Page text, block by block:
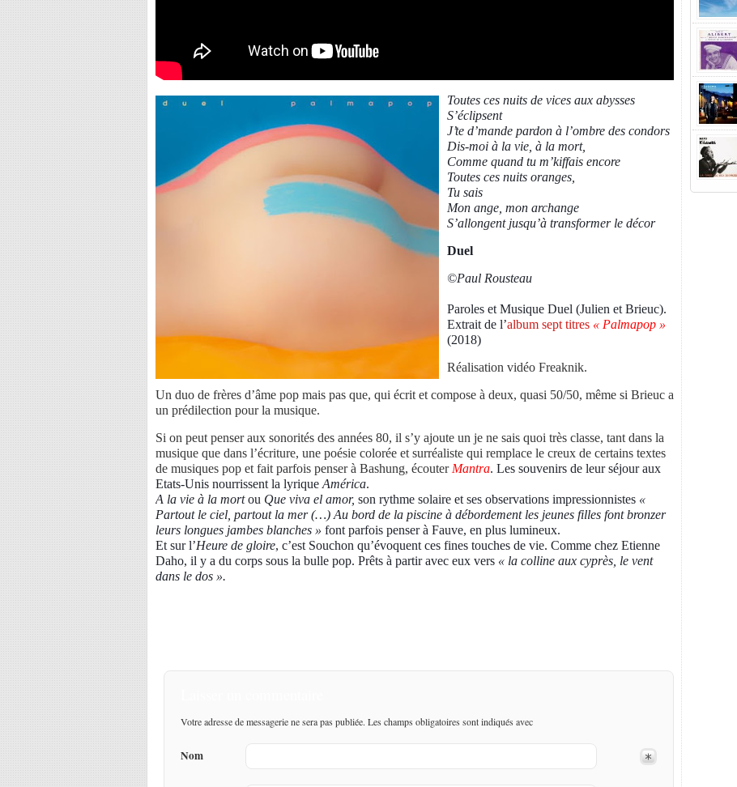
Toutes ces nuits de vices aux abysses
S’éclipsent
J’te d’mande pardon à l’ombre des condors
Dis-moi à la vie, à la mort,
Comme quand tu m’kiffais encore
Toutes ces nuits oranges,
Tu sais
Mon ange, mon archange
S’allongent jusqu’à transformer le décor
Duel
©Paul Rousteau
Paroles et Musique Duel (Julien et Brieuc).
Extrait de l’album sept titres « Palmapop »
(2018)
Réalisation vidéo Freaknik.
Un duo de frères d’âme pop mais pas que, qui écrit et compose à deux, quasi 50/50, même si Brieuc a
un prédilection pour la musique.
Si on peut penser aux sonorités des années 80, il s’y ajoute un je ne sais quoi très classe, tant dans la
musique que dans l’écriture, une poésie colorée et surréaliste qui remplace le creux de certains textes
de musiques pop et fait parfois penser à Bashung, écouter Mantra. Les souvenirs de leur séjour aux
Etats-Unis nourrissent la lyrique América.
A la vie à la mortou Que viva el amor, son rythme solaire et ses observations impressionnistes «
Partout le ciel, partout la mer (…) Au bord de la piscine à débordement les jeunes filles font bronzer
leurs longues jambes blanches » font parfois penser à Fauve, en plus lumineux.
Et sur l’Heure de gloire, c’est Souchon qu’évoquent ces fines touches de vie. Comme chez Etienne
Daho, il y a du corps sous la bulle pop. Prêts à partir avec eux vers « la colline aux cyprès, le vent
dans le dos ».
Votre adresse de messagerie ne sera pas publiée. Les champs obligatoires sont indiqués avec
Nom